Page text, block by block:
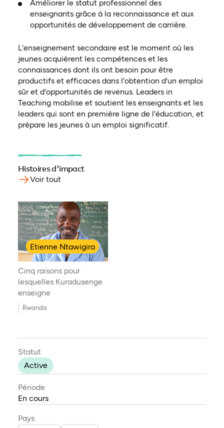
Améliorer le statut professionnel des
enseignants grâce à la reconnaissance et aux
opportunités de développement de carrière.
L'enseignement secondaire est le moment où les
jeunes acquièrent les compétences et les
connaissances dont ils ont besoin pour être
productifs et efficaces dans l'obtention d'un emploi
sûr et d'opportunités de revenus. Leaders in
Teaching mobilise et soutient les enseignants et les
leaders qui sont en première ligne de l'éducation, et
prépare les jeunes à un emploi significatif.
Histoires d'impact
Voir tout
Etienne Ntawigira
Cinq raisons pour
lesquelles Kuradusenge
enseigne
Rwanda
Statut
Active
Période
En cours
Pays